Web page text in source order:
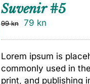
Suvenir #5
99kn 79 kn
Lorem ipsum is
commonly used in
print, and publishing